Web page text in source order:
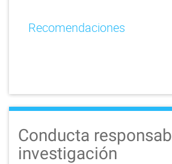
Recomendaciones
Conducta
investigación